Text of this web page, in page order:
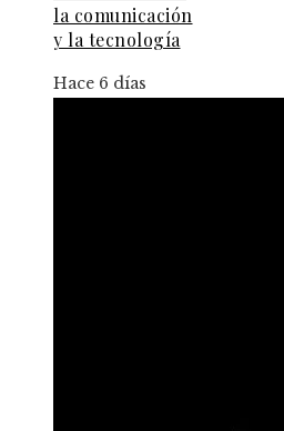
la comunicación
y la tecnología
Hace 6 días